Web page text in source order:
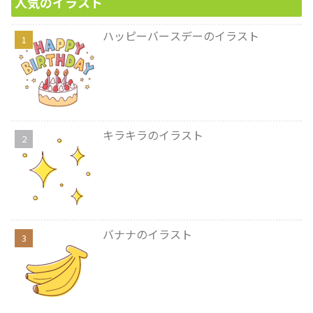
ハッピーバースデーのイラスト
キラキラのイラスト
バナナのイラスト